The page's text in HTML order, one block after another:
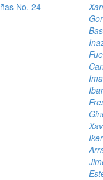
No. 24
Iker